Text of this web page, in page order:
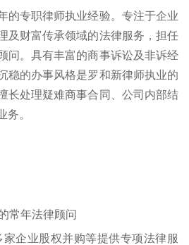
的专职律师执业经验。专注于企业
及财富传承领域的法律服务，担任
问。具有丰富的商事诉讼及非诉经
稳的办事风格是罗和新律师执业的
长处理疑难商事合同、公司内部结
务。
常年法律顾问
企业股权并购等提供专项法律服